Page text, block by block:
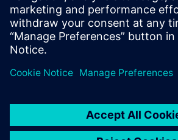
Kontaktirajte nas